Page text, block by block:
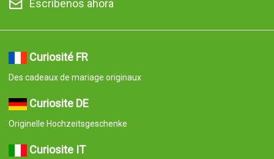
Escríbenos ahora
Curiosité FR
Des cadeaux de mariage originaux
Curiosite DE
Originelle Hochzeitsgeschenke
Curiosite IT